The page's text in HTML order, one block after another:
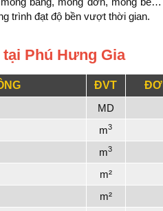
trình đạt độ bền vượt thời gian.
Phú Hưng Gia
ĐVT
MD
m3
m3
m²
m²